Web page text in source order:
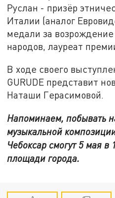
Руслан - призёр
Италии (аналог
медали за
народов, лауреат
В ходе своего
GURUDE представит
Наташи Герасимовой.
Напоминаем, побывать
музыкальной
Чебоксар смогут 5 мая в
площади города.